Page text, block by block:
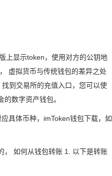
上显示token，使用对方的公钥地
虚拟货币与传统钱包的差异之处
到交易所的充值入口，您可以使
数字资产钱包。
具体币种，imToken钱包下载，如
， 如何从钱包转账 1. 以下是转账